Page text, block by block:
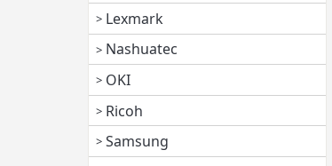
Lexmark
Nashuatec
OKI
Ricoh
Samsung